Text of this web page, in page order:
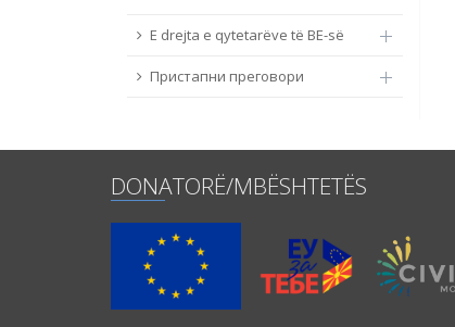
E drejta e qytetarëve të BE-së
Пристапни преговори
DONATORË/MBËSHTETËS